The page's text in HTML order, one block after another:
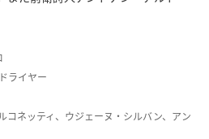
ライヤー
コネッティ、ウジェーヌ・シルバン、アン